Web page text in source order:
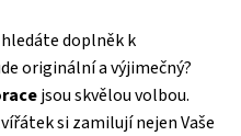
doplněk k
originální a výjimečný?
jsou skvělou volbou.
si zamilují nejen Vaše